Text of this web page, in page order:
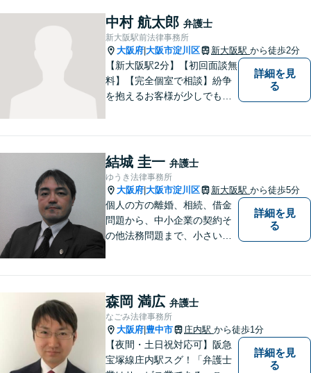
据えた解決を目指します。
【メール・電話面談可】【東
三国駅4分】
中村 航太郎 弁護士
新大阪駅前法律事務所
大阪府 大阪市淀川区 新大阪駅 から徒歩2分
【新大阪駅2分】【初回面談無
料】【完全個室で相談】紛争
を抱えるお客様が少しでも早
なく、事実と法律をもとに根
本的な解決を導くことが弁護
士の役割だと考えています。
詳細を見
る
結城 圭一 弁護士
ゆうき法律事務所
大阪府 大阪市淀川区 新大阪駅 から徒歩5分
個人の方の離婚、相続、借金
問題から、中小企業の契約そ
の他法務問題まで、小さい事
す。
詳細を見
る
森岡 満広 弁護士
なごみ法律事務所
大阪府 豊中市 庄内駅 から徒歩1分
【夜間・土日祝対応可】阪急
宝塚線庄内駅スグ！「弁護士
詳細を見
る